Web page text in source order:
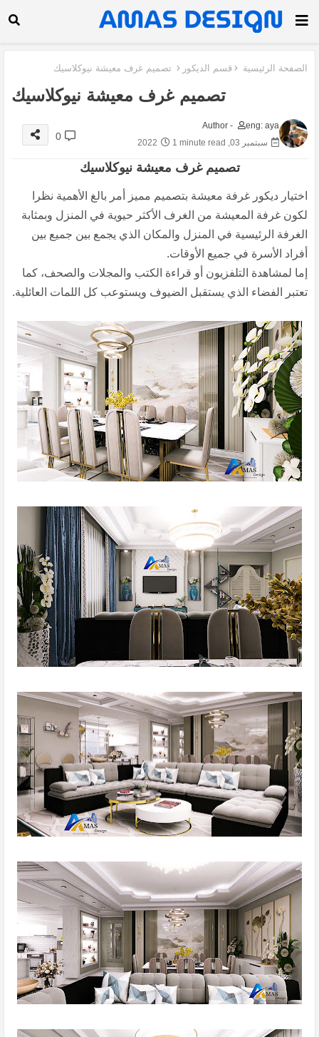
الصفحة الرئيسية قسم الديكور تصميم غرف معيشة نيوكلاسيك
تصميم غرف معيشة نيوكلاسيك
Author -
eng: aya
سبتمبر 03, 2022
1 minute read
0
تصميم غرف معيشة نيوكلاسيك
اختيار ديكور غرفة معيشة بتصميم مميز أمر بالغ الأهمية نظرا
لكون غرفة المعيشة من الغرف الأكثر حيوية في المنزل وبمثابة
الغرفة الرئيسية في المنزل والمكان الذي يجمع بين جميع بين
أفراد الأسرة في جميع الأوقات.
إما لمشاهدة التلفزيون أو قراءة الكتب والمجلات والصحف، كما
تعتبر الفضاء الذي يستقبل الضيوف ويستوعب كل اللمات العائلية.